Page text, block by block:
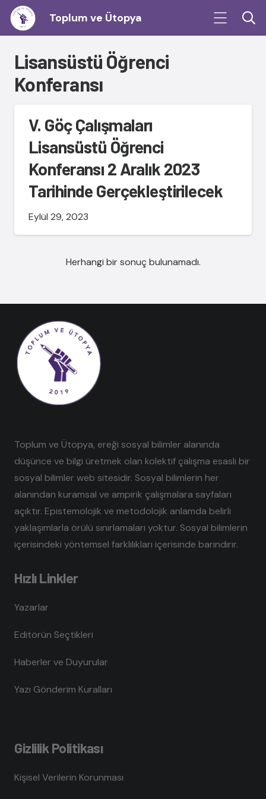
Toplum ve Ütopya
Lisansüstü Öğrenci
Konferansı
V. Göç Çalışmaları
Lisansüstü Öğrenci
Konferansı 2 Aralık 2023
Tarihinde Gerçekleştirilecek
Eylül 29, 2023
Herhangi bir sonuç bulunamadı.
Toplum ve Ütopya, ereği sosyal bilimler alanında
düşünce ve bilgi üretmek olan kolektif çalışma esaslı bir
sosyal bilimler web sitesidir. Sosyal bilimlerin her
alanından kuramsal ve ampirik çalışmalara sayfaları
açıktır. Epistemolojik ve metodolojik anlamda belirli
yaklaşımlarla örülü sınırlamaları yoktur. Sosyal bilimlerin
içerisindeki yöntemsel farklılıkları içerisinde barındırır.
Hızlı Linkler
Yazarlar
Editörün Seçtikleri
Haberler ve Duyurular
Yazı Gönderim Kuralları
Gizlilik Politikası
Kişisel Verilerin Korunması